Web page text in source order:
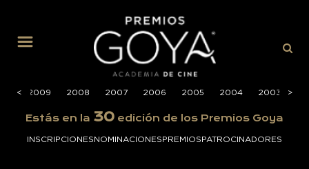
<
< 2009 2008 2007 2006 2005 2004 2003 >
>
Estás en la 30 edición de los Premios Goya
INSCRIPCIONESNOMINACIONESPREMIOSPATROCINADORES